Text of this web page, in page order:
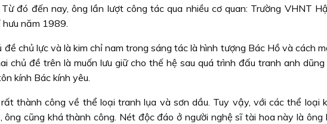
đó đến nay, ông lần lượt công tác qua nhiều cơ quan: Trường VHNT
năm 1989.
chủ lực và là kim chỉ nam trong sáng tác là hình tượng Bác Hồ và cách
chủ đề trên là muốn lưu giữ cho thế hệ sau quá trình đấu tranh anh
kính Bác kính yêu.
thành công về thể loại tranh lụa và sơn dầu. Tuy vậy, với các thể loại
ông cũng khá thành công. Nét độc đáo ở người nghệ sĩ tài hoa này là ông